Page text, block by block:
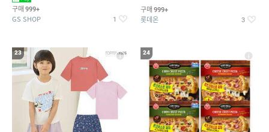
구매 999+
GS SHOP 1
구매 999+
롯데온 3
23 24